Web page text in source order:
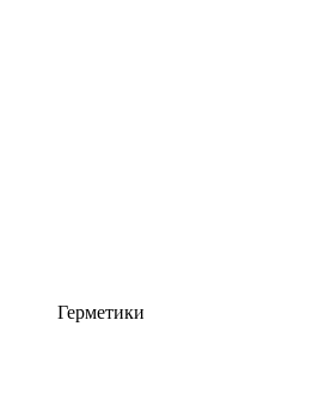
Герметики